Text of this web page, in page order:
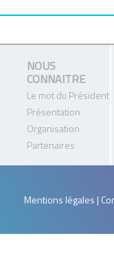
NOUS
CONNAITRE
Le mot du Président
Présentation
Organisation
Partenaires
Mentions légales |